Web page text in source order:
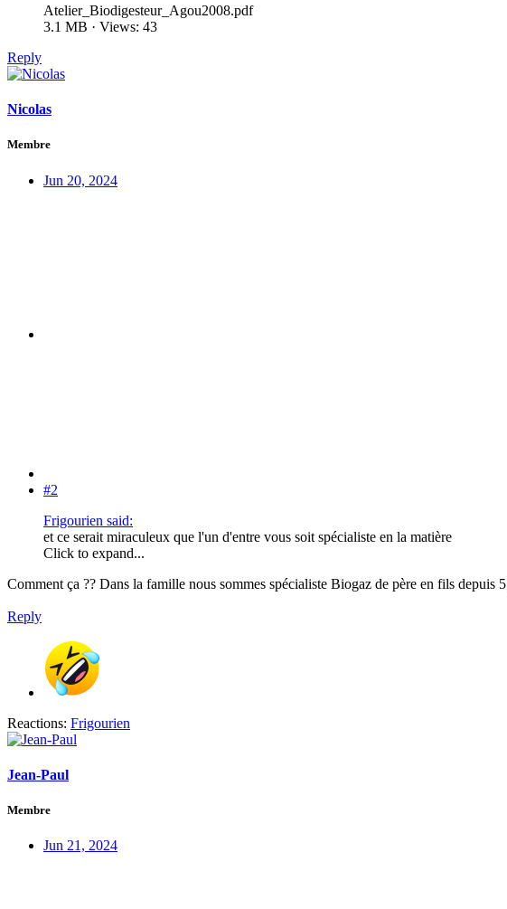
Atelier_Biodigesteur_Agou2008.pdf
3.1 MB · Views: 43
Reply
Nicolas
Membre
Jun 20, 2024
#2
Frigourien said:
et ce serait miraculeux que l'un d'entre vous soit spécialiste en la matière
Click to expand...
Comment ça ?? Dans la famille nous sommes spécialiste Biogaz de père en fils depuis
Reply
Reactions: Frigourien
Jean-Paul
Membre
Jun 21, 2024